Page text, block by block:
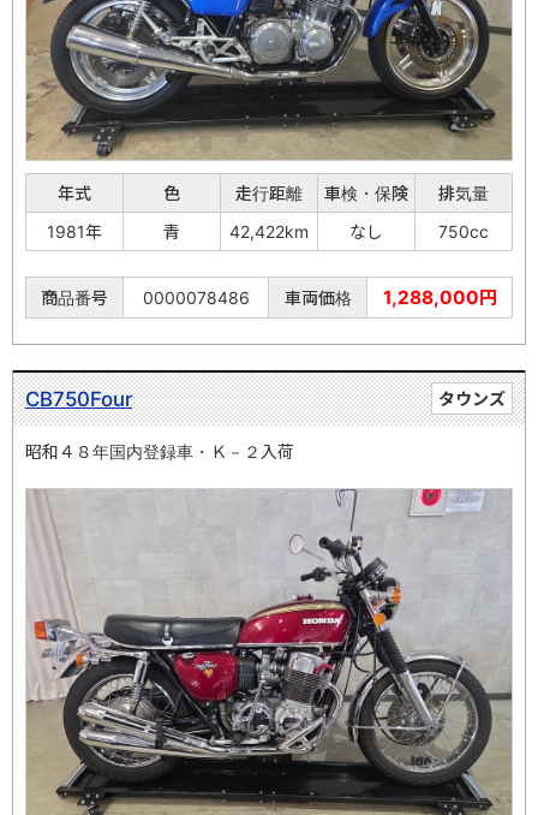
年式 色 走行距離 車検・保険
排気量
1981年
青 42,422km なし 750cc
商品番号 0000078486 車両価格 1,288,000円
タウンズ
CB750Four
昭和４８年国内登録車・Ｋ－２入荷